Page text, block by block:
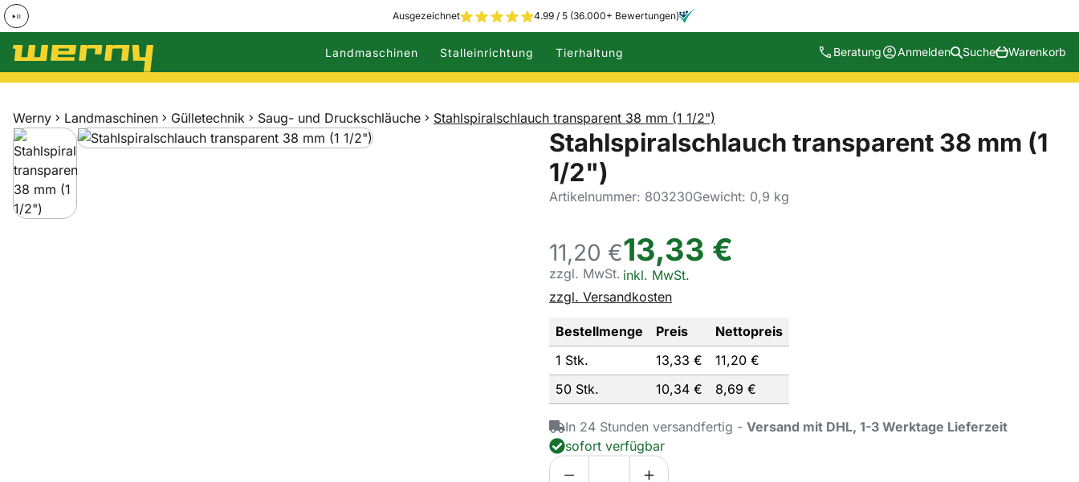
Ausgezeichnet 4.99 / 5 (36.000+ Bewertungen)
Zum Hauptinhalt springen
Landmaschinen Stalleinrichtung Tierhaltung Beratung Anmelden Suche Warenkorb
Werny Landmaschinen Gülletechnik Saug- und Druckschläuche Stahlspiralschlauch transparent 38 mm (1 1/2")
Produktgalerie
Zur Kaufbox springen
Stahlspiralschlauch transparent 38 mm (1
1/2")
Artikelnummer: 803230Gewicht: 0,9 kg
11,20 €
zzgl. MwSt.
13,33 €
Steuerhinweis:
inkl. MwSt.
zzgl. Versandkosten
Bestellmenge Preis
Nettopreis
1 Stk.
13,33 € 11,20 €
50 Stk.
10,34 € 8,69 €
In 24 Stunden versandfertig - Versand mit DHL, 1-3 Werktage Lieferzeit
sofort verfügbar